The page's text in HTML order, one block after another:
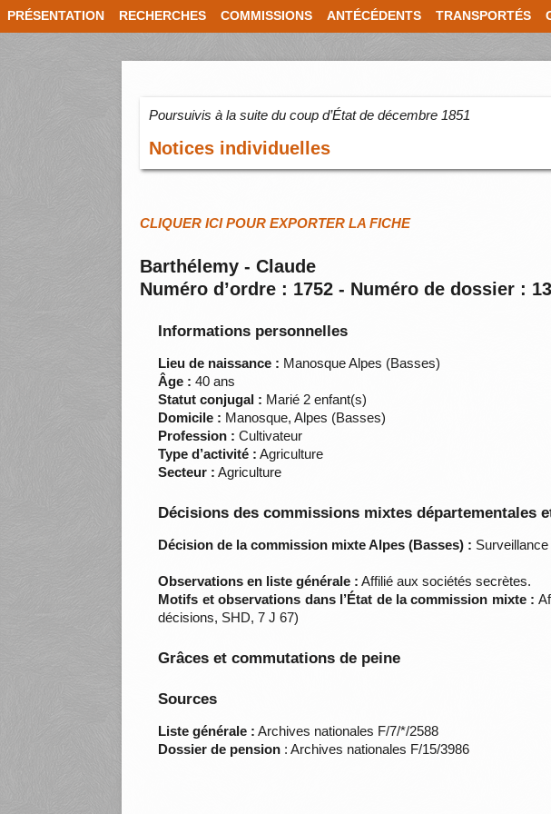
PRÉSENTATION RECHERCHES COMMISSIONS ANTÉCÉDENTS TRANSPORTÉS
Poursuivis à la suite du coup d’État de décembre 1851
Notices individuelles
CLIQUER ICI POUR EXPORTER LA FICHE
Barthélemy - Claude
Numéro d’ordre : 1752 - Numéro de dossier :
Informations personnelles
Lieu de naissance : Manosque Alpes (Basses)
Âge : 40 ans
Statut conjugal : Marié 2 enfant(s)
Domicile : Manosque, Alpes (Basses)
Profession : Cultivateur
Type d’activité : Agriculture
Secteur : Agriculture
Décisions des commissions mixtes départementales
Décision de la commission mixte Alpes (Basses) : Surveillance
Observations en liste générale : Affilié aux sociétés secrètes.
Motifs et observations dans l’État de la commission mixte :
décisions, SHD, 7 J 67)
Grâces et commutations de peine
Sources
Liste générale : Archives nationales F/7/*/2588
Dossier de pension : Archives nationales F/15/3986